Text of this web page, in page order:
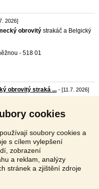
cookies
soubory cookies a
s cílem vylepšení
zobrazení
a reklam, analýzy
stránek a zjištění zdroje
2026]
obrovitý strakáč a Belgický
- 518 01
obrovitý straká ... - [11.7. 2026]
Další